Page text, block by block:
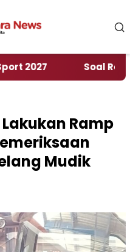
‎Soal Rencana
Ramp
Mudik